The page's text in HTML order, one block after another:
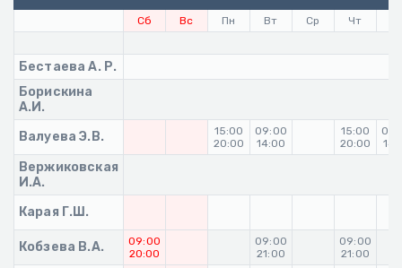
Сб Вс Пн Вт Ср Чт
Бестаева А. Р.
Борискина
А.И.
Валуева Э.В.
15:00
20:00
09:00
14:00
15:00
20:00
Вержиковская
И.А.
Карая Г.Ш.
Кобзева В.А.
09:00
20:00
09:00
21:00
09:00
21:00